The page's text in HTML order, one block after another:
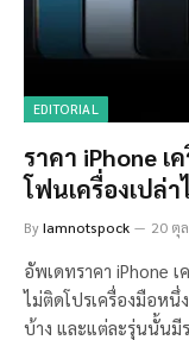
EDITORIAL
ราคา iPhone เ
โฟนเครื่องเปล่
ByIamnotspock 20 ตุ
อัพเดทราคา iPhone เ
ไม่ติดโปรเครื่องมือห
บ้าง และแต่ละรุ่นนั้นมี